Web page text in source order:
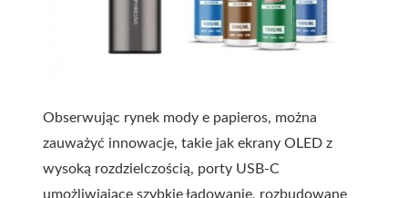
Obserwując rynek mody e papieros, można
zauważyć innowacje, takie jak ekrany OLED z
wysoką rozdzielczością, porty USB-C
umożliwiające szybkie ładowanie, rozbudowane